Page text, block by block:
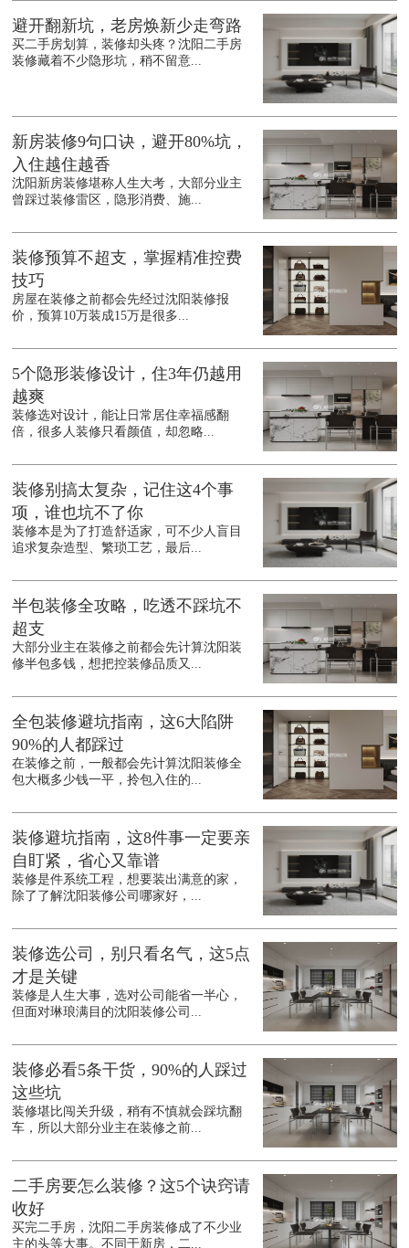
避开翻新坑，老房焕新少走弯路
买二手房划算，装修却头疼？沈阳二手房
装修藏着不少隐形坑，稍不留意...
新房装修9句口诀，避开80%坑，
入住越住越香
沈阳新房装修堪称人生大考，大部分业主
曾踩过装修雷区，隐形消费、施...
装修预算不超支，掌握精准控费
技巧
房屋在装修之前都会先经过沈阳装修报
价，预算10万装成15万是很多...
5个隐形装修设计，住3年仍越用
越爽
装修选对设计，能让日常居住幸福感翻
倍，很多人装修只看颜值，却忽略...
装修别搞太复杂，记住这4个事
项，谁也坑不了你
装修本是为了打造舒适家，可不少人盲目
追求复杂造型、繁琐工艺，最后...
半包装修全攻略，吃透不踩坑不
超支
大部分业主在装修之前都会先计算沈阳装
修半包多钱，想把控装修品质又...
全包装修避坑指南，这6大陷阱
90%的人都踩过
在装修之前，一般都会先计算沈阳装修全
包大概多少钱一平，拎包入住的...
装修避坑指南，这8件事一定要亲
自盯紧，省心又靠谱
装修是件系统工程，想要装出满意的家，
除了了解沈阳装修公司哪家好，...
装修选公司，别只看名气，这5点
才是关键
装修是人生大事，选对公司能省一半心，
但面对琳琅满目的沈阳装修公司...
装修必看5条干货，90%的人踩过
这些坑
装修堪比闯关升级，稍有不慎就会踩坑翻
车，所以大部分业主在装修之前...
二手房要怎么装修？这5个诀窍请
收好
买完二手房，沈阳二手房装修成了不少业
主的头等大事。不同于新房，二...